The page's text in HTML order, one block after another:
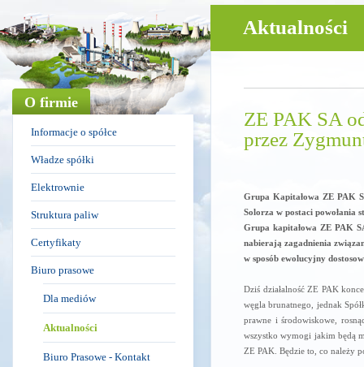
O firmie
Informacje o spółce
Władze spółki
Elektrownie
Struktura paliw
Certyfikaty
Biuro prasowe
Dla mediów
Aktualności
Biuro Prasowe - Kontakt
Aktualności
ZE PAK SA
przez
Grupa Kapitałowa ZE PAK
Solorza w postaci powołania
Grupa kapitałowa ZE PAK
nabierają zagadnienia
w sposób ewolucyjny
Dziś działalność ZE PAK
węgla brunatnego, jednak
prawne i środowiskowe,
wszystko wymogi jakim będą
ZE PAK. Będzie to, co należy